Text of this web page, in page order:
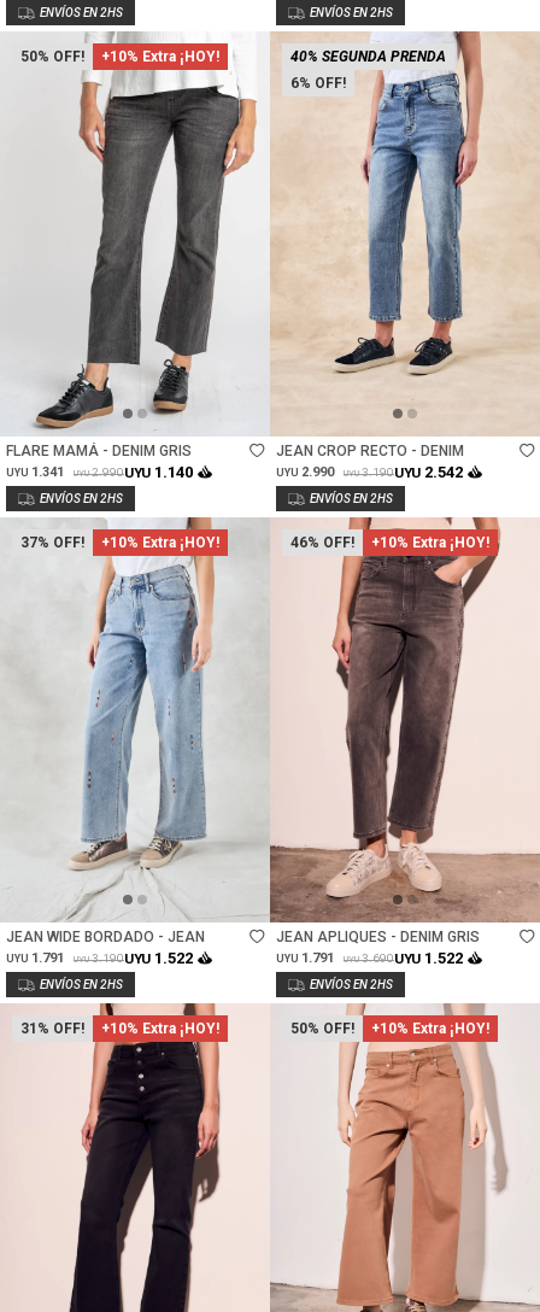
50 +10% Extra ¡HOY!
Talle
FLARE MAMÁ - DENIM GRIS
UYU 1.341 UYU 2.990UYU 1.140
6
40% SEGUNDA PRENDA
JEAN CROP RECTO - DENIM
UYU 2.990 UYU 3.190UYU 2.542
37 +10% Extra ¡HOY!
JEAN WIDE BORDADO - JEAN
UYU 1.791 UYU 3.190UYU 1.522
46 +10% Extra ¡HOY!
Talle
JEAN APLIQUES - DENIM GRIS
UYU 1.791 UYU 3.690UYU 1.522
31 +10% Extra ¡HOY! 50 +10% Extra ¡HOY!